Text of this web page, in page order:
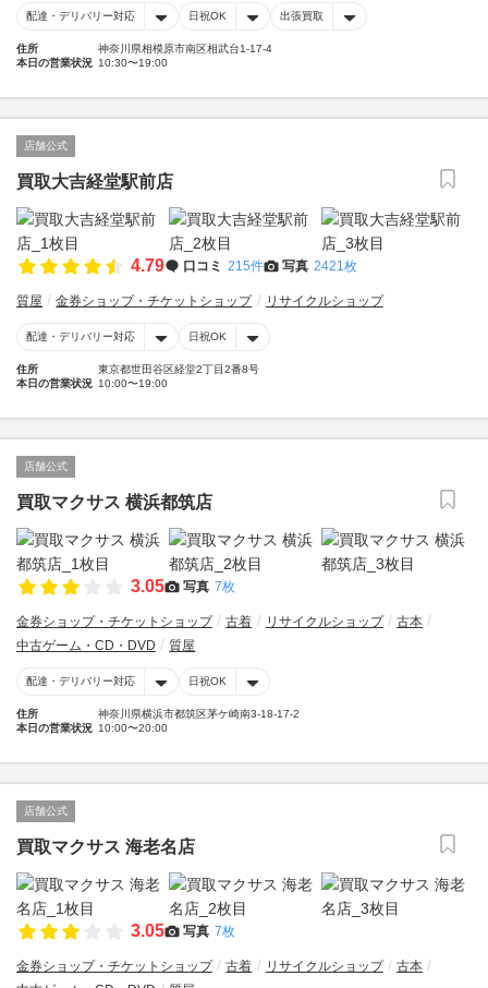
配達・デリバリー対応 日祝OK 出張買取
住所
神奈川県相模原市南区相武台1-17-4
本日の営業状況 10:30〜19:00
店舗公式
買取大吉経堂駅前店
4.79 口コミ 215件 写真 2421枚
質屋 金券ショップ・チケットショップ リサイクルショップ
配達・デリバリー対応 日祝OK
住所
東京都世田谷区経堂2丁目2番8号
本日の営業状況 10:00〜19:00
店舗公式
買取マクサス 横浜都筑店
3.05 写真 7枚
金券ショップ・チケットショップ 古着 リサイクルショップ
古本
中古ゲーム・CD・DVD
質屋
配達・デリバリー対応 日祝OK
住所
神奈川県横浜市都筑区茅ケ崎南3-18-17-2
本日の営業状況 10:00〜20:00
店舗公式
買取マクサス 海老名店
3.05 写真 7枚
金券ショップ・チケットショップ 古着 リサイクルショップ
古本